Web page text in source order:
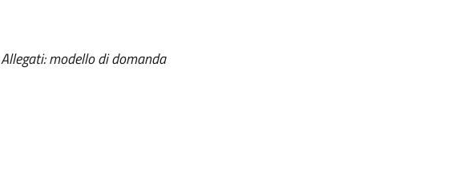
Allegati: modello di domanda